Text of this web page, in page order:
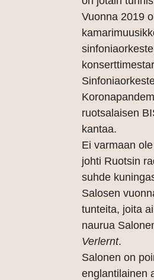
Vuonna 2019
ruotsalaisen
kantaa.
Ei varmaan
johti Ruotsin
suhde
Salosen
tunteita, joita
naurua
Verlernt.
Salonen on
englantilainen